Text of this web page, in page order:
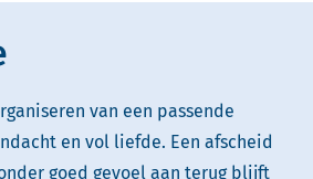
van een passende
en vol liefde. Een afscheid
goed gevoel aan terug blijft